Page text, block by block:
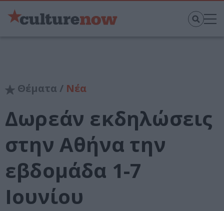
Θέματα / Νέα
Δωρεάν εκδηλώσεις
στην Αθήνα την
εβδομάδα 1-7
Ιουνίου